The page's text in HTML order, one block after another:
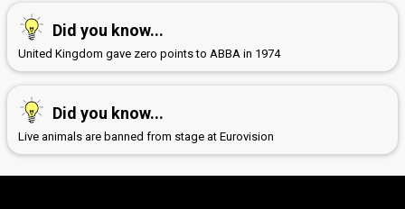
Did you know...
United Kingdom gave zero points to ABBA in 1974
Did you know...
Live animals are banned from stage at Eurovision